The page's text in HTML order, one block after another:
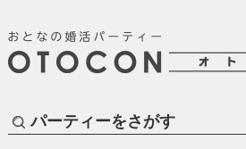
パーティーをさがす